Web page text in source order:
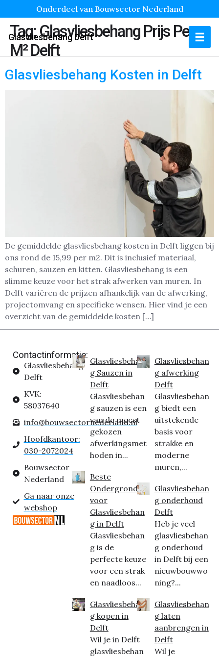
Onderdeel van Bouwsector Nederland
Glasvliesbehang Delft
Tag:Glasvliesbehang Prijs Per
M² Delft
Glasvliesbehang Kosten in Delft
De gemiddelde glasvliesbehang kosten in Delft liggen bij
ons rond de 15,99 per m2. Dit is inclusief materiaal,
schuren, sauzen en kitten. Glasvliesbehang is een
slimme keuze voor het strak afwerken van muren. In
Delft variëren de prijzen afhankelijk van de afwerking,
projectomvang en specifieke wensen. Hier vind je een
overzicht van de gemiddelde kosten […]
Contactinformatie:
Glasvliesbehang
Delft
KVK:
58037640
info@bouwsectornederland.nl
Hoofdkantoor:
030-2072024
Bouwsector
Nederland
Ga naar onze
webshop
Glasvliesbehan
g Sauzen in
Delft
Glasvliesbehan
g sauzen is een
van de meest
gekozen
afwerkingsmet
hoden in...
Beste
Ondergrond
voor
Glasvliesbehan
g in Delft
Glasvliesbehan
g is de
perfecte keuze
voor een strak
en naadloos...
Glasvliesbehan
g kopen in
Delft
Wil je in Delft
glasvliesbehan
Glasvliesbehan
g afwerking
Delft
Glasvliesbehan
g biedt een
uitstekende
basis voor
strakke en
moderne
muren,...
Glasvliesbehan
g onderhoud
Delft
Heb je veel
glasvliesbehan
g onderhoud
in Delft bij een
nieuwbouwwo
ning?...
Glasvliesbehan
g laten
aanbrengen in
Delft
Wil je